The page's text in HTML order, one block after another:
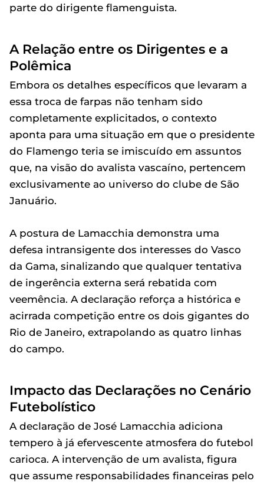
parte do dirigente flamenguista.
A Relação entre os Dirigentes e a
Polêmica
Embora os detalhes específicos que levaram a
essa troca de farpas não tenham sido
completamente explicitados, o contexto
aponta para uma situação em que o presidente
do Flamengo teria se imiscuído em assuntos
que, na visão do avalista vascaíno, pertencem
exclusivamente ao universo do clube de São
Januário.
A postura de Lamacchia demonstra uma
defesa intransigente dos interesses do Vasco
da Gama, sinalizando que qualquer tentativa
de ingerência externa será rebatida com
veemência. A declaração reforça a histórica e
acirrada competição entre os dois gigantes do
Rio de Janeiro, extrapolando as quatro linhas
do campo.
Impacto das Declarações no Cenário
Futebolístico
A declaração de José Lamacchia adiciona
tempero à já efervescente atmosfera do futebol
carioca. A intervenção de um avalista, figura
que assume responsabilidades financeiras pelo